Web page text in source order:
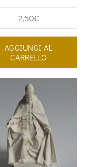
2,50€
AGGIUNGI AL
CARRELLO